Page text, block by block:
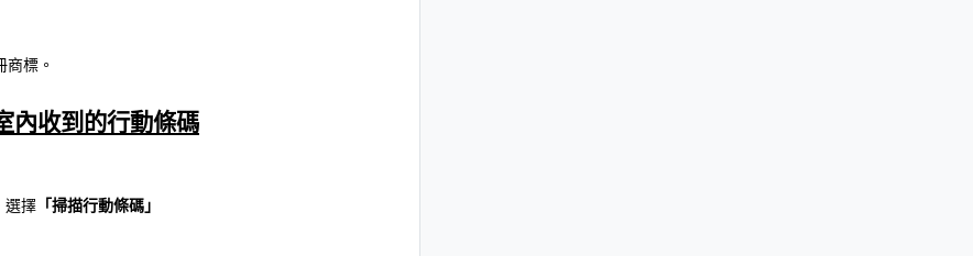
標。
內收到的行動條碼
選擇 「掃描行動條碼」